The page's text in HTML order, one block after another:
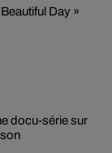
Day »
docu-série sur